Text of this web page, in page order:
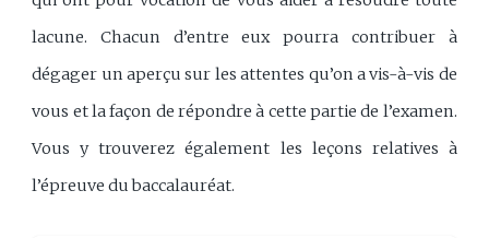
lacune. Chacun d’entre eux pourra contribuer à
dégager un aperçu sur les attentes qu’on a vis-à-vis de
vous et la façon de répondre à cette partie de l’examen.
Vous y trouverez également les leçons relatives à
l’épreuve du baccalauréat.